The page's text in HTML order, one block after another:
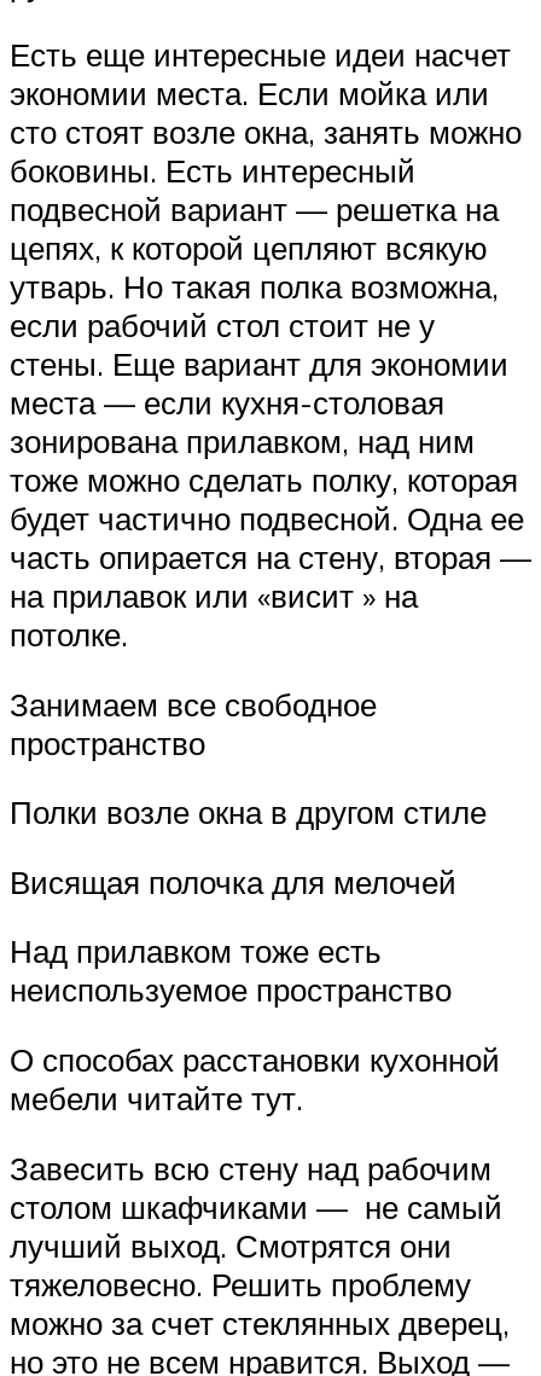
Есть еще интересные идеи насчет
экономии места. Если мойка или
сто стоят возле окна, занять можно
боковины. Есть интересный
подвесной вариант — решетка на
цепях, к которой цепляют всякую
утварь. Но такая полка возможна,
если рабочий стол стоит не у
стены. Еще вариант для экономии
места — если кухня-столовая
зонирована прилавком, над ним
тоже можно сделать полку, которая
будет частично подвесной. Одна ее
часть опирается на стену, вторая —
на прилавок или «висит » на
потолке.
Занимаем все свободное
пространство
Полки возле окна в другом стиле
Висящая полочка для мелочей
Над прилавком тоже есть
неиспользуемое пространство
О способах расстановки кухонной
мебели читайте тут.
Завесить всю стену над рабочим
столом шкафчиками — не самый
лучший выход. Смотрятся они
тяжеловесно. Решить проблему
можно за счет стеклянных дверец,
но это не всем нравится. Выход —